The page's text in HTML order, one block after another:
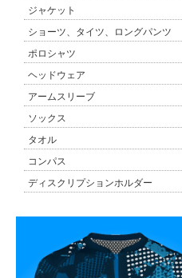
ジャケット
ショーツ、タイツ、ロングパンツ
ポロシャツ
ヘッドウェア
アームスリーブ
ソックス
タオル
コンパス
ディスクリプションホルダー